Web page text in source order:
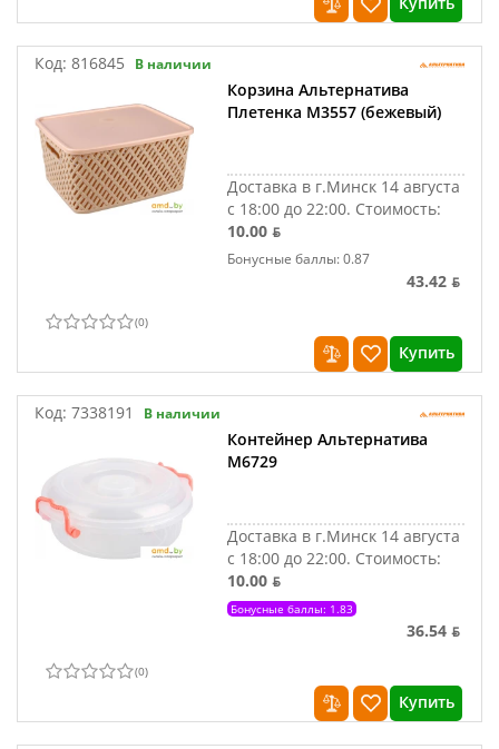
Код: 816845 В наличии
Корзина Альтернатива
Плетенка М3557 (бежевый)
Доставка в г.Минск 14 августа
с 18:00 до 22:00. Стоимость:
10.00 ƃ
Бонусные баллы: 0.87
43.42 ƃ
(0)
Купить
Код: 7338191 В наличии
Контейнер Альтернатива
М6729
Доставка в г.Минск 14 августа
с 18:00 до 22:00. Стоимость:
10.00 ƃ
Бонусные баллы: 1.83
36.54 ƃ
(0)
Купить